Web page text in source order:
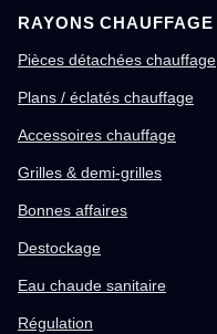
RAYONS CHAUFFAGE
Pièces détachées chauffage
Plans / éclatés chauffage
Accessoires chauffage
Grilles & demi-grilles
Bonnes affaires
Destockage
Eau chaude sanitaire
Régulation